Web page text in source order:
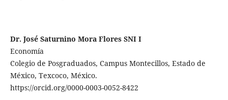
Dr. José Saturnino Mora Flores SNI I
Economía
Colegio de Posgraduados, Campus Montecillos, Estado de
México, Texcoco, México.
https://orcid.org/0000-0003-0052-8422